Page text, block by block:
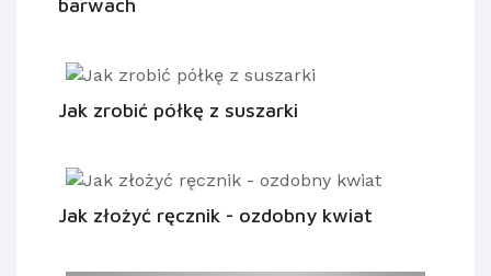
barwach
Jak zrobić półkę z suszarki
Jak złożyć ręcznik - ozdobny kwiat